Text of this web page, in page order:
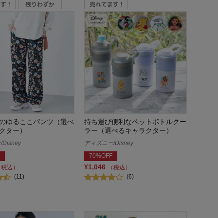
ゆるここパンツ（選べ
ター）
Disney
込）
(11)
持ち運び便利なペットボトルクー
ラー（選べるキャラクター）
ディズニー/Disney
70%OFF
¥1,046
（税込）
(6)